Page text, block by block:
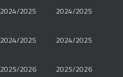
2024/2025 2024/2025
2024/2025 2024/2025
2025/2026 2025/2026